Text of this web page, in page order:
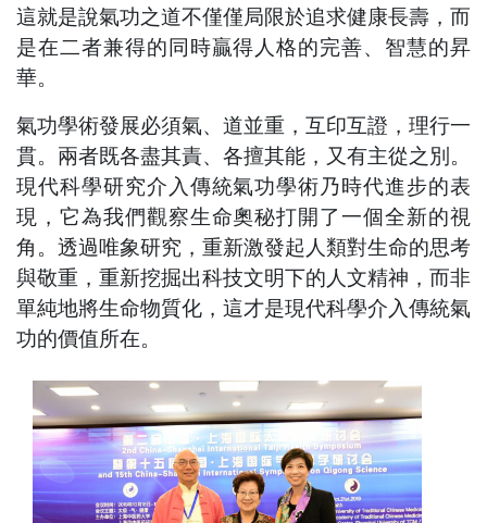
這就是說氣功之道不僅僅局限於追求健康長壽，而
是在二者兼得的同時贏得人格的完善、智慧的昇
華。
氣功學術發展必須氣、道並重，互印互證，理行一
貫。兩者既各盡其責、各擅其能，又有主從之別。
現代科學研究介入傳統氣功學術乃時代進步的表
現，它為我們觀察生命奧秘打開了一個全新的視
角。透過唯象研究，重新激發起人類對生命的思考
與敬重，重新挖掘出科技文明下的人文精神，而非
單純地將生命物質化，這才是現代科學介入傳統氣
功的價值所在。